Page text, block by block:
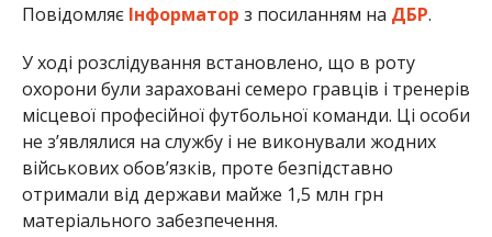
Повідомляє Інформатор з посиланням на ДБР.
У ході розслідування встановлено, що в роту
охорони були зараховані семеро гравців і тренерів
місцевої професійної футбольної команди. Ці особи
не з’являлися на службу і не виконували жодних
військових обов’язків, проте безпідставно
отримали від держави майже 1,5 млн грн
матеріального забезпечення.